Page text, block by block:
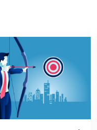
ما يفعل الله بعذابكم